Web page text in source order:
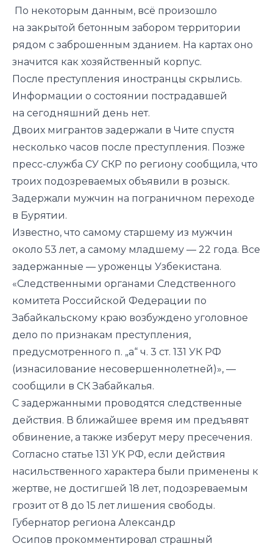
По некоторым данным, всё произошло
на закрытой бетонным забором территории
рядом с заброшенным зданием. На картах оно
значится как хозяйственный корпус.
После преступления иностранцы скрылись.
Информации о состоянии пострадавшей
на сегодняшний день нет.
Двоих мигрантов задержали в Чите спустя
несколько часов после преступления. Позже
пресс-служба СУ СКР по региону сообщила, что
троих подозреваемых объявили в розыск.
Задержали мужчин на пограничном переходе
в Бурятии.
Известно, что самому старшему из мужчин
около 53 лет, а самому младшему — 22 года. Все
задержанные — уроженцы Узбекистана.
«Следственными органами Следственного
комитета Российской Федерации по
Забайкальскому краю возбуждено уголовное
дело по признакам преступления,
предусмотренного п. „а“ ч. 3 ст. 131 УК РФ
(изнасилование несовершеннолетней)», —
сообщили в СК Забайкалья.
С задержанными проводятся следственные
действия. В ближайшее время им предъявят
обвинение, а также изберут меру пресечения.
Согласно статье 131 УК РФ, если действия
насильственного характера были применены к
жертве, не достигшей 18 лет, подозреваемым
грозит от 8 до 15 лет лишения свободы.
Губернатор региона Александр
Осипов прокомментировал страшный